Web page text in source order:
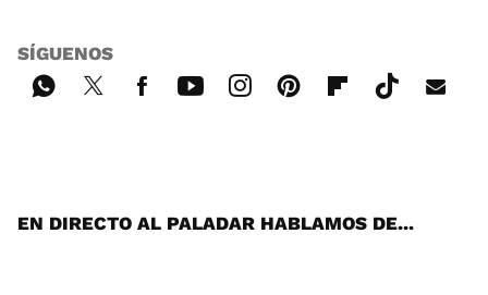
SÍGUENOS
EN DIRECTO AL PALADAR HABLAMOS DE...